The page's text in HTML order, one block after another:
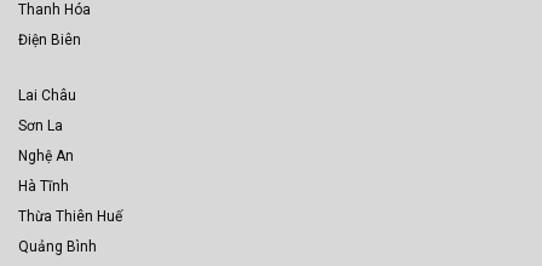
Thanh Hóa
Điện Biên
Lai Châu
Sơn La
Nghệ An
Hà Tĩnh
Thừa Thiên Huế
Quảng Bình